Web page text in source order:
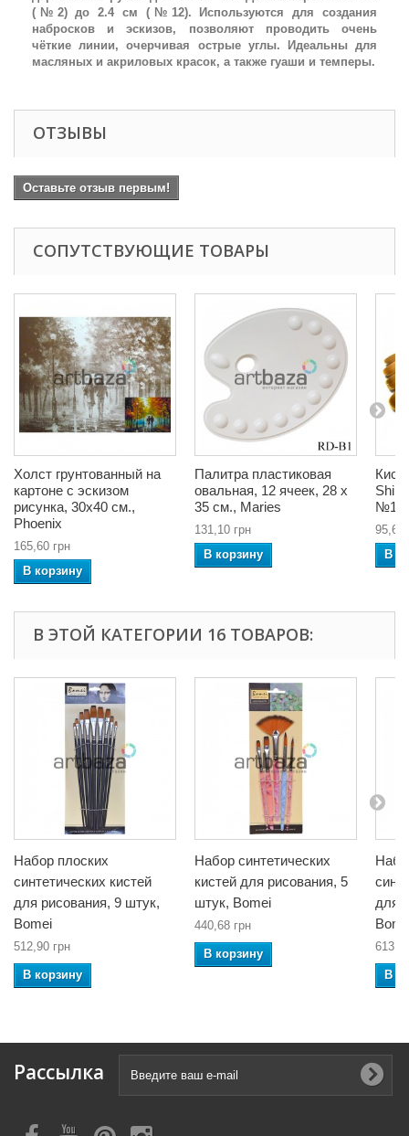
(№2) до 2.4 см (№12). Используются для создания
набросков и эскизов, позволяют проводить очень
чёткие линии, очерчивая острые углы. Идеальны для
масляных и акриловых красок, а также гуаши и темперы.
ОТЗЫВЫ
Оставьте отзыв первым!
СОПУТСТВУЮЩИЕ ТОВАРЫ
Холст грунтованный на
картоне с эскизом
рисунка, 30x40 см.,
Phoenix
165,60 грн
В корзину
Палитра пластиковая
овальная, 12 ячеек, 28 x
35 см., Maries
131,10 грн
В корзину
№16,
95,68
В
В ЭТОЙ КАТЕГОРИИ 16 ТОВАРОВ:
Набор плоских
синтетических кистей
для рисования, 9 штук,
Bomei
512,90 грн
В корзину
Набор синтетических
кистей для рисования, 5
штук, Bomei
440,68 грн
В корзину
для
В
Рассылка